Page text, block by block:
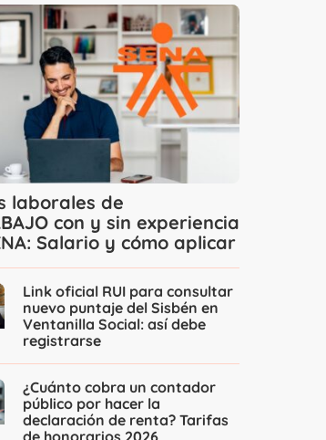
laborales de
con y sin experiencia
Salario y cómo aplicar
Link oficial RUI para consultar
nuevo puntaje del Sisbén en
Ventanilla Social: así debe
registrarse
¿Cuánto cobra un contador
público por hacer la
declaración de renta? Tarifas
de honorarios 2026